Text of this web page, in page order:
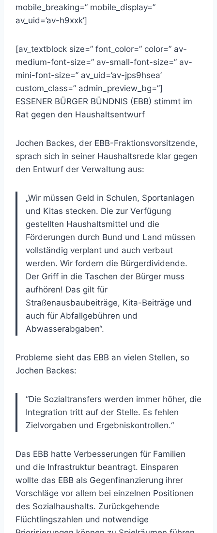
mobile_breaking=” mobile_display=”
av_uid=’av-h9xxk’]
[av_textblock size=” font_color=” color=” av-
medium-font-size=” av-small-font-size=” av-
mini-font-size=” av_uid=’av-jps9hsea’
custom_class=” admin_preview_bg=”]
ESSENER BÜRGER BÜNDNIS (EBB) stimmt im
Rat gegen den Haushaltsentwurf
Jochen Backes, der EBB-Fraktionsvorsitzende,
sprach sich in seiner Haushaltsrede klar gegen
den Entwurf der Verwaltung aus:
„Wir müssen Geld in Schulen, Sportanlagen
und Kitas stecken. Die zur Verfügung
gestellten Haushaltsmittel und die
Förderungen durch Bund und Land müssen
vollständig verplant und auch verbaut
werden. Wir fordern die Bürgerdividende.
Der Griff in die Taschen der Bürger muss
aufhören! Das gilt für
Straßenausbaubeiträge, Kita-Beiträge und
auch für Abfallgebühren und
Abwasserabgaben“.
Probleme sieht das EBB an vielen Stellen, so
Jochen Backes:
“Die Sozialtransfers werden immer höher, die
Integration tritt auf der Stelle. Es fehlen
Zielvorgaben und Ergebniskontrollen.“
Das EBB hatte Verbesserungen für Familien
und die Infrastruktur beantragt. Einsparen
wollte das EBB als Gegenfinanzierung ihrer
Vorschläge vor allem bei einzelnen Positionen
des Sozialhaushalts. Zurückgehende
Flüchtlingszahlen und notwendige